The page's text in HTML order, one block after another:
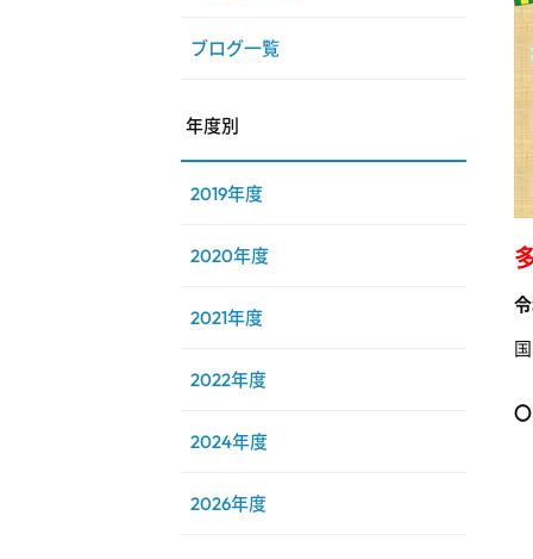
ブログ一覧
年度別
2019年度
2020年度
2021年度
2022年度
2024年度
2026年度